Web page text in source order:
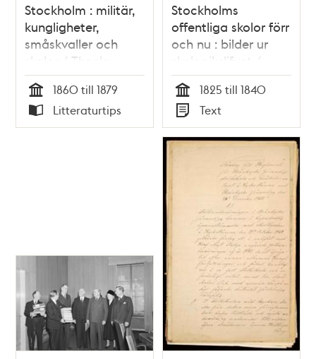
Stockholm : militär,
kungligheter,
småskvaller och
skolor / Thecla
Wrangel
Tid
1860 till 1879
Typ
Litteraturtips
Stockholms
offentliga skolor förr
och nu : bilder ur
skolpojkslifvet /
Johan Jolin
Tid
1825 till 1840
Typ
Text